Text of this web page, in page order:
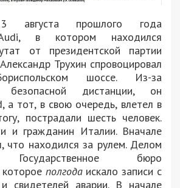
августа прошлого года
в котором находился
от президентской партии
Трухин спровоцировал
шоссе. Из-за
безопасной дистанции, он
а тот, в свою очередь, влетел в
пострадали шесть человек.
и гражданин Италии. Вначале
что находился за рулем. Делом
Государственное бюро
которое полгода искало записи с
и свидетелей аварии. В начале